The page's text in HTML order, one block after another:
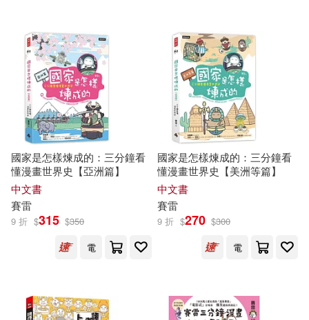
國家是怎樣煉成的：三分鐘看
懂漫畫世界史【亞洲篇】
中文書
賽雷
9 折 $315 $350
電
國家是怎樣煉成的：三分鐘看
懂漫畫世界史【美洲等篇】
中文書
賽雷
9 折 $270 $300
電